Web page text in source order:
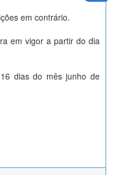
em contrário.
em vigor a partir do dia
dias do mês junho de